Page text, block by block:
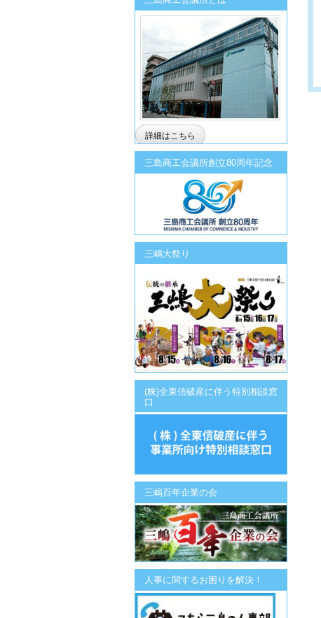
詳細はこちら
三島商工会議所創立80周年記念
三嶋大祭り
(株)全東信破産に伴う特別相談窓
口
三嶋百年企業の会
人事に関するお困りを解決！